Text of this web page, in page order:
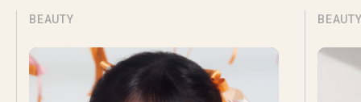
BEAUTY